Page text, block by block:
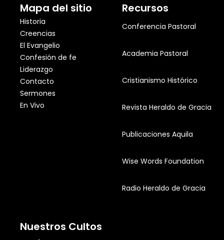
Mapa del sitio
Historia
Creencias
El Evangelio
Confesión de fe
Liderazgo
Contacto
Sermones
En Vivo
Recursos
Conferencia Pastoral
Academia Pastoral
Cristianismo Histórico
Revista Heraldo de Gracia
Publicaciones Aquila
Wise Words Foundation
Radio Heraldo de Gracia
Nuestros Cultos